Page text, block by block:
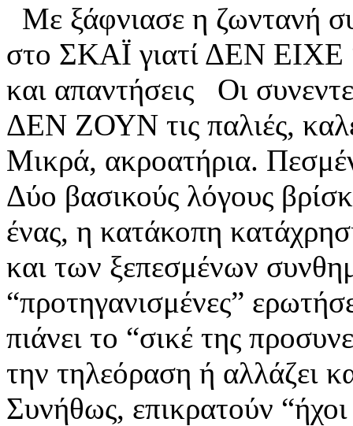
Με ξάφνιασε η ζωντανή
στο ΣΚΑΪ γιατί ΔΕΝ ΕΙΧΕ
και απαντήσεις Οι
ΔΕΝ ΖΟΥΝ τις παλιές,
Μικρά, ακροατήρια.
Δύο βασικούς λόγους
ένας, η κατάκοπη
και των ξεπεσμένων
“προτηγανισμένες”
πιάνει το “σικέ της
την τηλεόραση ή αλλάζει
Συνήθως, επικρατούν